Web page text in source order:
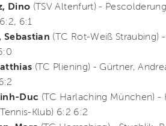
Dino (TSV Altenfurt) -
6:1
Sebastian (TC Rot-Weiß Straubing)
(TC Pliening) - Gürtner,
Duc (TC Harlaching München) -
Klub) 6:2 6:2